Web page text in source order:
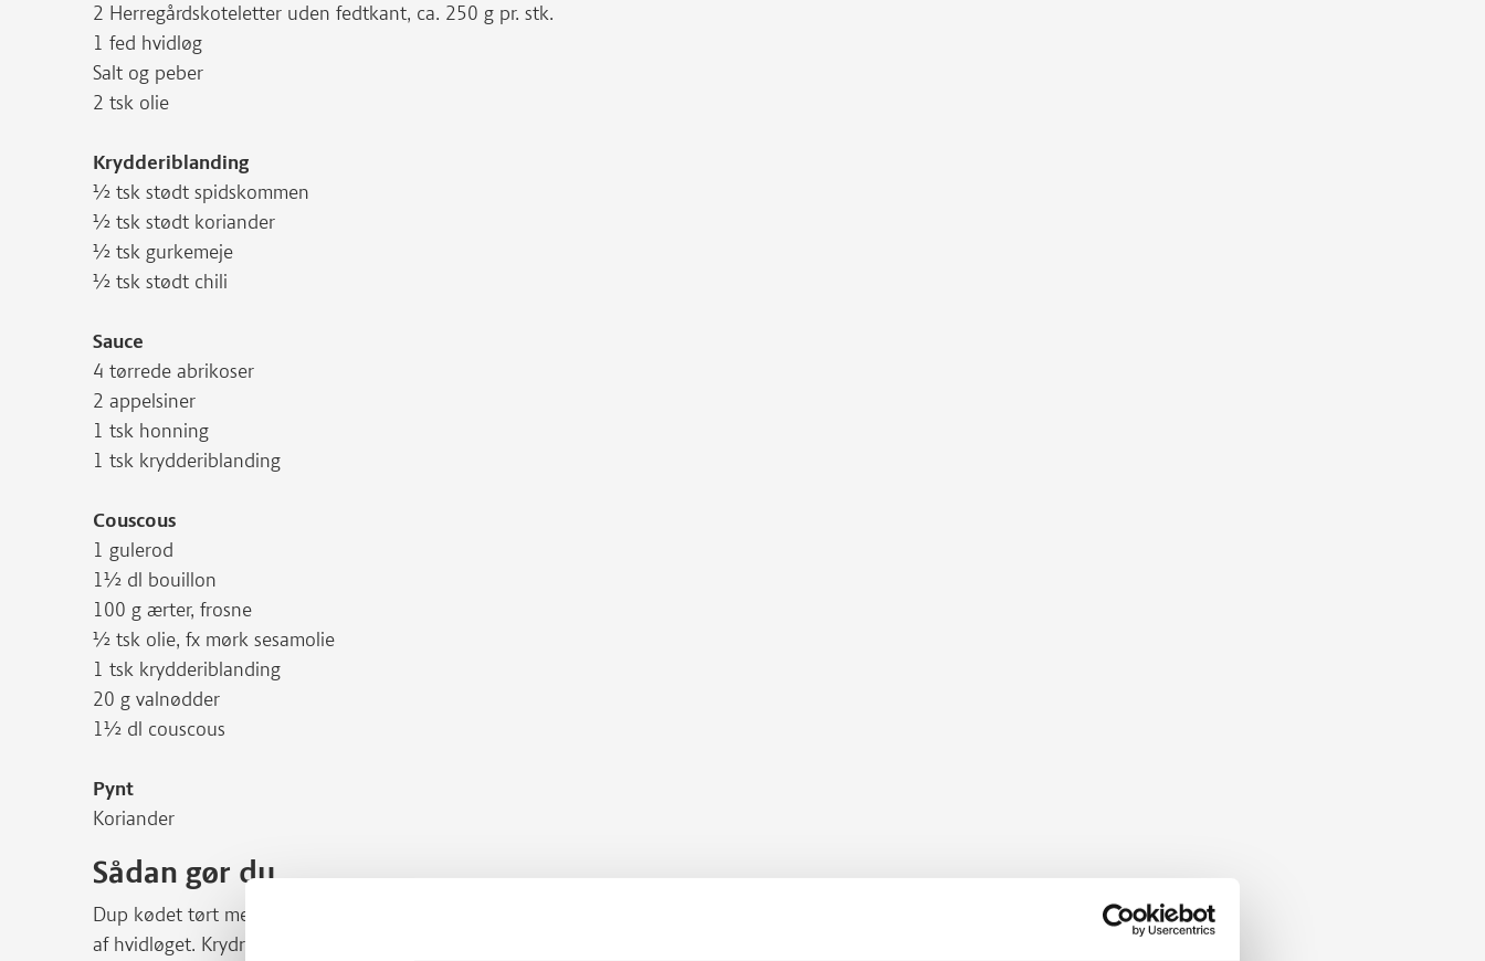
2 Herregårdskoteletter uden fedtkant, ca. 250 g pr. stk.
1 fed hvidløg
Salt og peber
2 tsk olie
Krydderiblanding
½ tsk stødt spidskommen
½ tsk stødt koriander
½ tsk gurkemeje
½ tsk stødt chili
Sauce
4 tørrede abrikoser
2 appelsiner
1 tsk honning
1 tsk krydderiblanding
Couscous
1 gulerod
1½ dl bouillon
100 g ærter, frosne
½ tsk olie, fx mørk sesamolie
1 tsk krydderiblanding
20 g valnødder
1½ dl couscous
Pynt
Koriander
Sådan gør du
Dup kødet tørt med køkkenrulle. Skær hvidløg over. Gnid kødet med den overskårne side
af hvidløget. Krydr med salt og peber. Lad olien blive varm på en pande ved kraftig